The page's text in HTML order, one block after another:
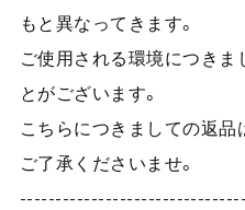
もと異なってきます。
ご使用される環境につきま
とがございます。
こちらにつきましての返品
ご了承くださいませ。